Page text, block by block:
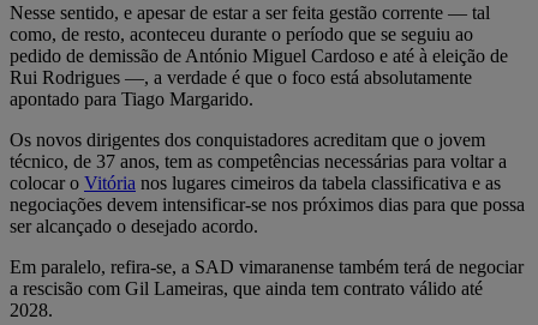
Nesse sentido, e apesar de estar a ser feita gestão corrente — tal
como, de resto, aconteceu durante o período que se seguiu ao
pedido de demissão de António Miguel Cardoso e até à eleição de
Rui Rodrigues —, a verdade é que o foco está absolutamente
apontado para Tiago Margarido.
Os novos dirigentes dos conquistadores acreditam que o jovem
técnico, de 37 anos, tem as competências necessárias para voltar a
colocar o Vitória nos lugares cimeiros da tabela classificativa e as
negociações devem intensificar-se nos próximos dias para que possa
ser alcançado o desejado acordo.
Em paralelo, refira-se, a SAD vimaranense também terá de negociar
a rescisão com Gil Lameiras, que ainda tem contrato válido até
2028.